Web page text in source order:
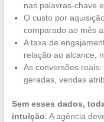
nas palavras-chave
O custo por
comparado ao mês
A taxa de
relação ao alcance,
As conversões
geradas, vendas
Sem esses dados,
intuição. A agência